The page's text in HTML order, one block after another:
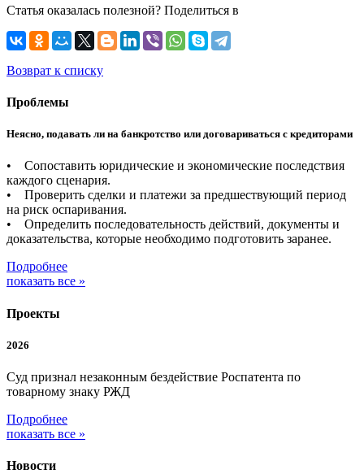
Статья оказалась полезной? Поделиться в
Возврат к списку
Проблемы
Неясно, подавать ли на банкротство или договариваться с кредиторами
• Сопоставить юридические и экономические последствия
каждого сценария.
• Проверить сделки и платежи за предшествующий период
на риск оспаривания.
• Определить последовательность действий, документы и
доказательства, которые необходимо подготовить заранее.
Подробнее
показать все »
Проекты
2026
Суд признал незаконным бездействие Роспатента по
товарному знаку РЖД
Подробнее
показать все »
Новости